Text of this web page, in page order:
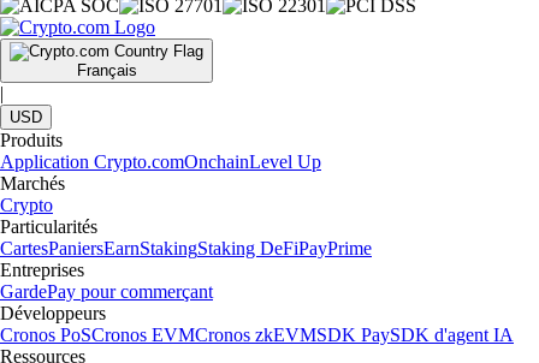
Français
|
USD
Produits
Application Crypto.comOnchainLevel Up
Marchés
Crypto
Particularités
CartesPaniersEarnStakingStaking DeFiPayPrime
Entreprises
GardePay pour commerçant
Développeurs
Cronos PoSCronos EVMCronos zkEVMSDK PaySDK d'agent IA
Ressources